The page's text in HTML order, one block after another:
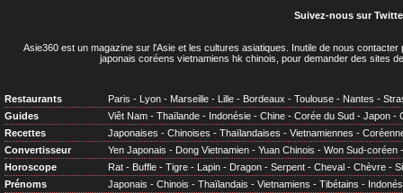
Suivez-nous sur
Asie360 est un magazine sur l'Asie et les cultures asiatiques . Inutile de nous
japonais coréens vietnamiens hk chinois, pour demander des sites
Restaurants Paris - Lyon - Marseille - Lille - Bordeaux - Toulouse - Nantes -
Guides
Viêt Nam - Thaïlande - Indonésie - Chine - Corée du Sud - Japon -
Recettes
Japonaises - Chinoises - Thaïlandaises - Vietnamiennes -
Convertisseur
Yen Japonais - Dong Vietnamien - Yuan Chinois - Won Sud-coréen
Horoscope
Rat - Buffle - Tigre - Lapin - Dragon - Serpent - Cheval - Chèvre -
Prénoms
Japonais - Chinois - Thaïlandais - Vietnamiens - Tibétains -